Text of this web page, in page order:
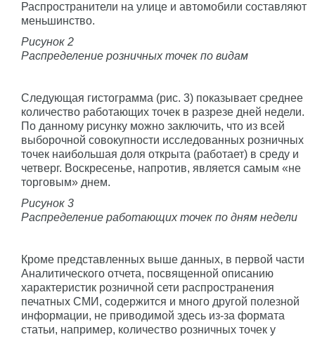
Распространители на улице и автомобили составляют
меньшинство.
Рисунок 2
Распределение розничных точек по видам
Следующая гистограмма (рис. 3) показывает среднее
количество работающих точек в разрезе дней недели.
По данному рисунку можно заключить, что из всей
выборочной совокупности исследованных розничных
точек наибольшая доля открыта (работает) в среду и
четверг. Воскресенье, напротив, является самым «не
торговым» днем.
Рисунок 3
Распределение работающих точек по дням недели
Кроме представленных выше данных, в первой части
Аналитического отчета, посвященной описанию
характеристик розничной сети распространения
печатных СМИ, содержится и много другой полезной
информации, не приводимой здесь из-за формата
статьи, например, количество розничных точек у